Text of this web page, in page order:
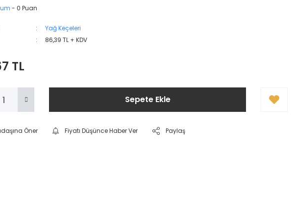
- 0 Puan
Yağ Keçeleri
86,39 TL + KDV
TL
Sepete Ekle
Öner Fiyatı Düşünce Haber Ver Paylaş